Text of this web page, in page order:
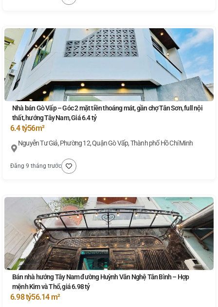
Nhà bán Gò Vấp – Góc 2 mặt tiền thoáng mát, gần chợ Tân Sơn, full nội
thất, hướng Tây Nam, Giá 6.4 tỷ
6.4 tỷ56m²
Nguyễn Tư Giả, Phường 12, Quận Gò Vấp, Thành phố Hồ Chí Minh
Đăng 9 tháng trước
Bán nhà hướng Tây Nam đường Huỳnh Văn Nghệ Tân Bình – Hợp
mệnh Kim và Thổ, giá 6.98 tỷ
6.98 tỷ56.14 m²